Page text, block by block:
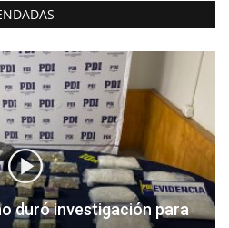
duró investigación para